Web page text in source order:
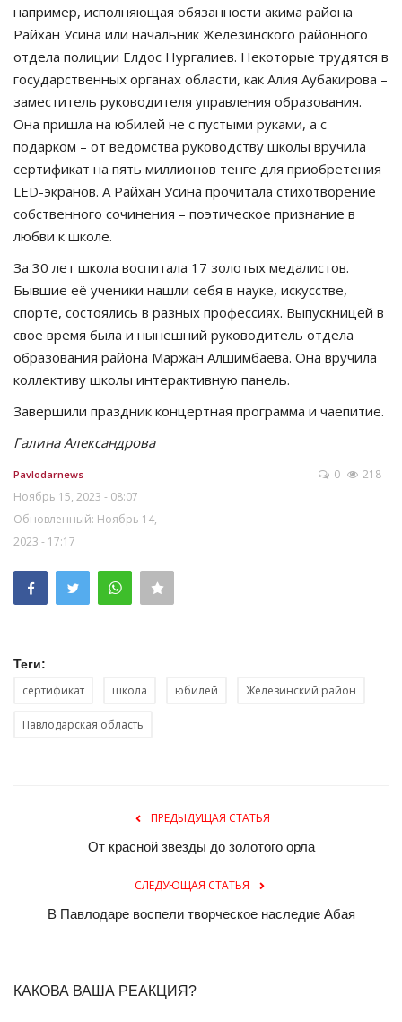
например, исполняющая обязанности акима района
Райхан Усина или начальник Железинского районного
отдела полиции Елдос Нургалиев. Некоторые трудятся в
государственных органах области, как Алия Аубакирова –
заместитель руководителя управления образования.
Она пришла на юбилей не с пустыми руками, а с
подарком – от ведомства руководству школы вручила
сертификат на пять миллионов тенге для приобретения
LED-экранов. А Райхан Усина прочитала стихотворение
собственного сочинения – поэтическое признание в
любви к школе.
За 30 лет школа воспитала 17 золотых медалистов.
Бывшие её ученики нашли себя в науке, искусстве,
спорте, состоялись в разных профессиях. Выпускницей в
свое время была и нынешний руководитель отдела
образования района Маржан Алшимбаева. Она вручила
коллективу школы интерактивную панель.
Завершили праздник концертная программа и чаепитие.
Галина Александрова
Pavlodarnews
Ноябрь 15, 2023 - 08:07
Обновленный: Ноябрь 14,
2023 - 17:17
0 218
Теги:
сертификат школа юбилей Железинский район
Павлодарская область
ПРЕДЫДУЩАЯ СТАТЬЯ
От красной звезды до золотого орла
СЛЕДУЮЩАЯ СТАТЬЯ
В Павлодаре воспели творческое наследие Абая
КАКОВА ВАША РЕАКЦИЯ?